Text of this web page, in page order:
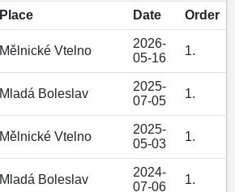
Place Date Order
Mělnické Vtelno
2026-
05-16
1.
Mladá Boleslav
2025-
07-05
1.
Mělnické Vtelno
2025-
05-03
1.
Mladá Boleslav
2024-
07-06
1.